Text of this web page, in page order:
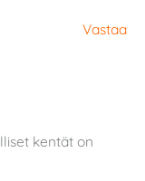
Vastaa
kentät on